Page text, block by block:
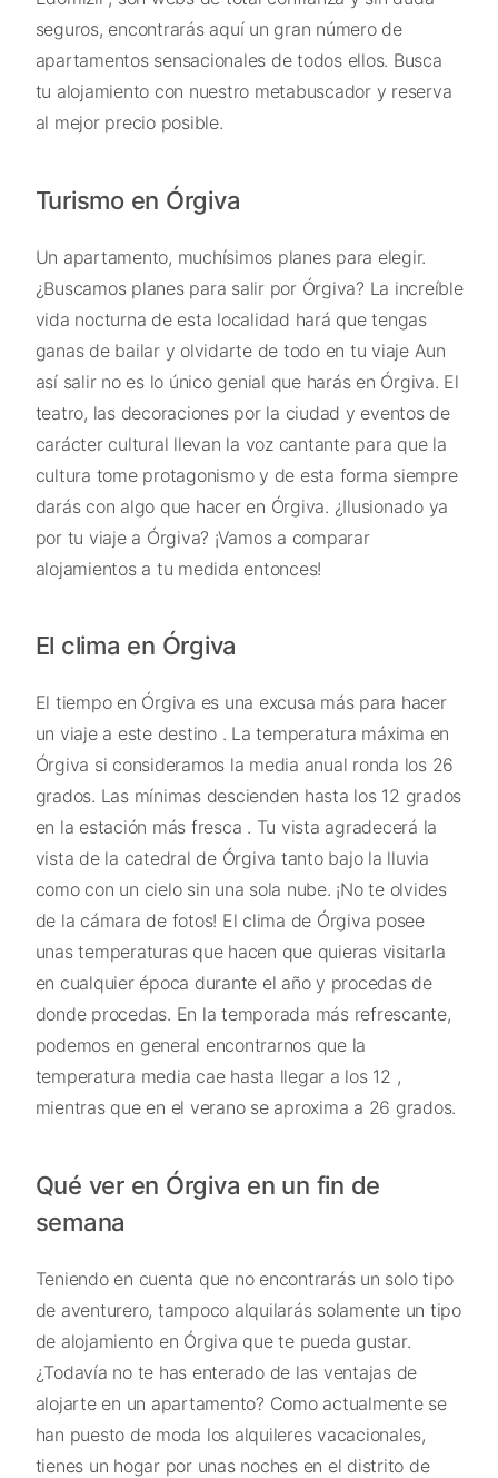
seguros, encontrarás aquí un gran número de
apartamentos sensacionales de todos ellos. Busca
tu alojamiento con nuestro metabuscador y reserva
al mejor precio posible.
Turismo en Órgiva
Un apartamento, muchísimos planes para elegir.
¿Buscamos planes para salir por Órgiva? La increíble
vida nocturna de esta localidad hará que tengas
ganas de bailar y olvidarte de todo en tu viaje Aun
así salir no es lo único genial que harás en Órgiva. El
teatro, las decoraciones por la ciudad y eventos de
carácter cultural llevan la voz cantante para que la
cultura tome protagonismo y de esta forma siempre
darás con algo que hacer en Órgiva. ¿Ilusionado ya
por tu viaje a Órgiva? ¡Vamos a comparar
alojamientos a tu medida entonces!
El clima en Órgiva
El tiempo en Órgiva es una excusa más para hacer
un viaje a este destino . La temperatura máxima en
Órgiva si consideramos la media anual ronda los 26
grados. Las mínimas descienden hasta los 12 grados
en la estación más fresca . Tu vista agradecerá la
vista de la catedral de Órgiva tanto bajo la lluvia
como con un cielo sin una sola nube. ¡No te olvides
de la cámara de fotos! El clima de Órgiva posee
unas temperaturas que hacen que quieras visitarla
en cualquier época durante el año y procedas de
donde procedas. En la temporada más refrescante,
podemos en general encontrarnos que la
temperatura media cae hasta llegar a los 12 ,
mientras que en el verano se aproxima a 26 grados.
Qué ver en Órgiva en un fin de
semana
Teniendo en cuenta que no encontrarás un solo tipo
de aventurero, tampoco alquilarás solamente un tipo
de alojamiento en Órgiva que te pueda gustar.
¿Todavía no te has enterado de las ventajas de
alojarte en un apartamento? Como actualmente se
han puesto de moda los alquileres vacacionales,
tienes un hogar por unas noches en el distrito de